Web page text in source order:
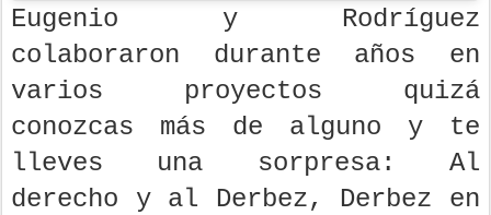
Eugenio y Rodríguez
colaboraron durante años en
varios proyectos quizá
conozcas más de alguno y te
lleves una sorpresa: Al
derecho y al Derbez, Derbez en